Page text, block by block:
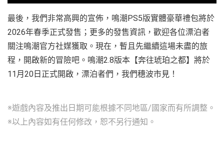
最後，我們非常高興的宣佈，鳴潮PS5版實體豪華禮包將於
2026年春季正式發售；更多的發售資訊，歡迎各位漂泊者
關注鳴潮官方社媒獲取。現在，暫且先繼續這場未盡的旅
程，開啟新的冒險吧。鳴潮2.8版本【奔往琥珀之都】將於
11月20日正式開啟，漂泊者們，我們穗波市見！
※遊戲內容及推出日期可能根據不同地區/國家而有所調整。
※以上內容如有任何修改，恕不另行通知。